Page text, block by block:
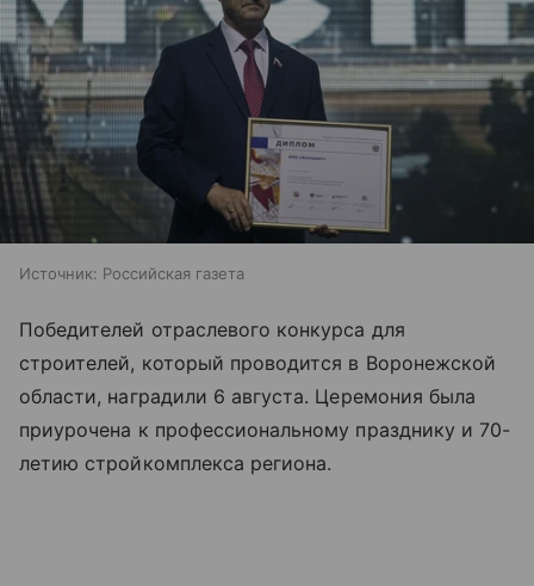
Источник: Российская газета
Победителей отраслевого конкурса для
строителей, который проводится в Воронежской
области, наградили 6 августа. Церемония была
приурочена к профессиональному празднику и 70-
летию стройкомплекса региона.